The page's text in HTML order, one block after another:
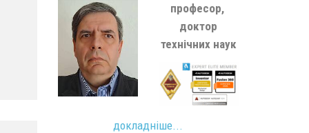
професор,
доктор
технічних наук
докладніше...